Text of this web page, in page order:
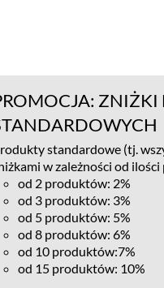
standardowe (tj.
w zależności od
od 2 produktów: 2%
od 3 produktów: 3%
od 5 produktów: 5%
od 8 produktów: 6%
od 10 produktów:7%
od 15 produktów: 10%